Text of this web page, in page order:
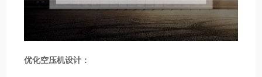
优化空压机设计：